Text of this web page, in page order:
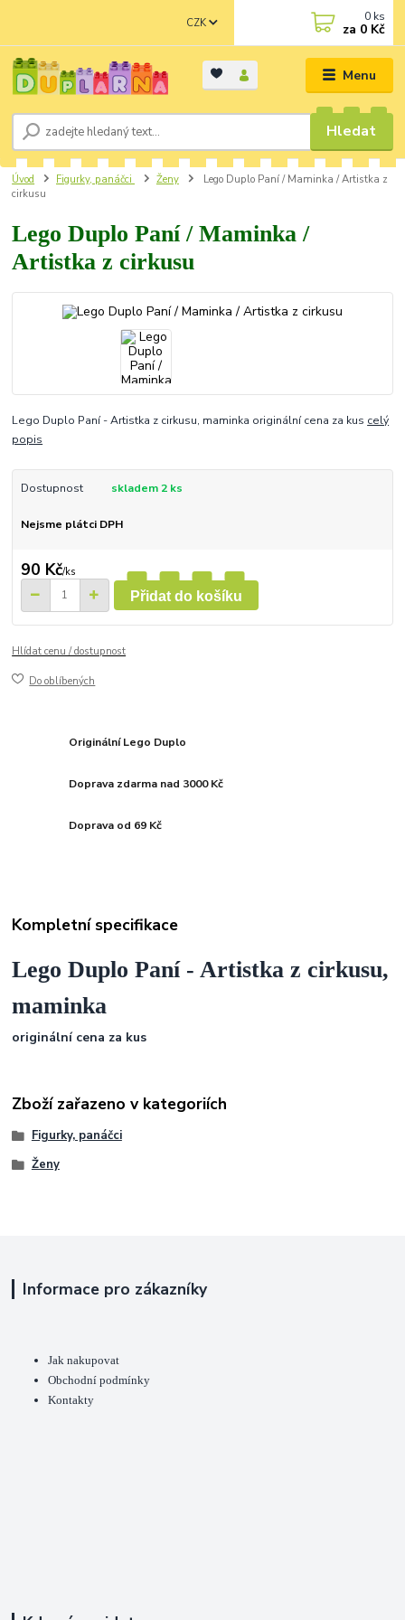
Menu
CZK
Hledat
0 ks
za 0 Kč
Úvod Figurky, panáčci Ženy
Lego Duplo Paní / Maminka / Artistka z
cirkusu
Lego Duplo Paní / Maminka /
Artistka z cirkusu
Lego Duplo Paní - Artistka z cirkusu, maminka originální cena za kus celý
popis
Dostupnost skladem 2 ks
Nejsme plátci DPH
90 Kč/ks
Přidat do košíku
Hlídat cenu / dostupnost
Do oblíbených
Originální Lego Duplo
Doprava zdarma nad 3000 Kč
Doprava od 69 Kč
Kompletní specifikace
Lego Duplo Paní - Artistka z cirkusu,
maminka
originální cena za kus
Zboží zařazeno v kategoriích
Figurky, panáčci
Ženy
Informace pro zákazníky
Jak nakupovat
Obchodní podmínky
Kontakty